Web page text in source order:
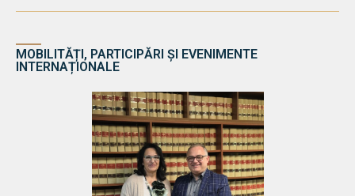
MOBILITĂȚI, PARTICIPĂRI ȘI EVENIMENTE
INTERNAȚIONALE